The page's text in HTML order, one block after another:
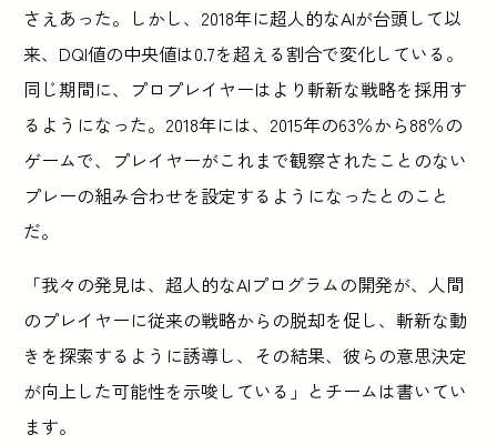
さえあった。しかし、2018年に超人的なAIが台頭して以
来、DQI値の中央値は0.7を超える割合で変化している。
同じ期間に、プロプレイヤーはより斬新な戦略を採用す
るようになった。2018年には、2015年の63％から88％の
ゲームで、プレイヤーがこれまで観察されたことのない
プレーの組み合わせを設定するようになったとのこと
だ。
「我々の発見は、超人的なAIプログラムの開発が、人間
のプレイヤーに従来の戦略からの脱却を促し、斬新な動
きを探索するように誘導し、その結果、彼らの意思決定
が向上した可能性を示唆している」とチームは書いてい
ます。